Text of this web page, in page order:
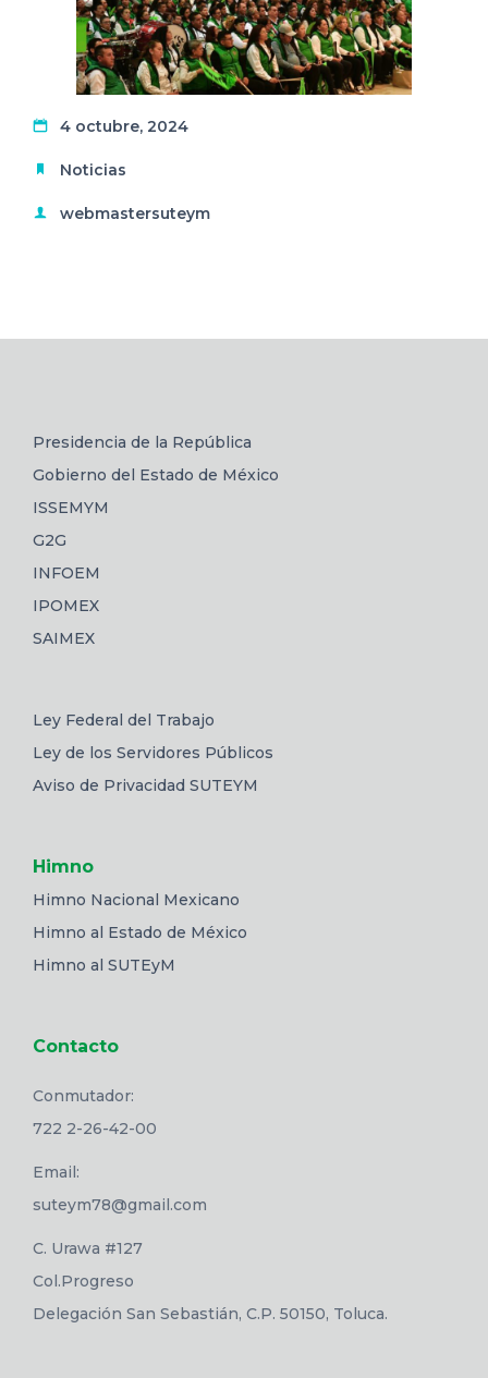
4 octubre, 2024
Noticias
webmastersuteym
Presidencia de la República
Gobierno del Estado de México
ISSEMYM
G2G
INFOEM
IPOMEX
SAIMEX
Ley Federal del Trabajo
Ley de los Servidores Públicos
Aviso de Privacidad SUTEYM
Himno
Himno Nacional Mexicano
Himno al Estado de México
Himno al SUTEyM
Contacto
Conmutador:
722 2-26-42-00
Email:
suteym78@gmail.com
C. Urawa #127
Col.Progreso
Delegación San Sebastián, C.P. 50150, Toluca.